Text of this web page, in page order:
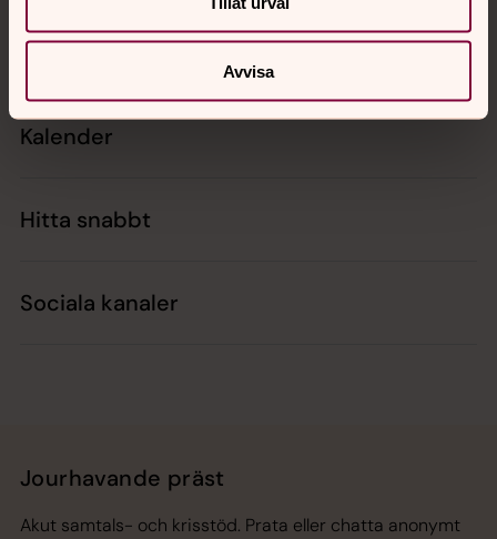
Avvisa
Kontakt
Kalender
Hitta snabbt
Sociala kanaler
Jourhavande präst
Akut samtals- och krisstöd. Prata eller chatta anonymt